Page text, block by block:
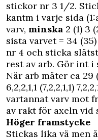
stickor nr 3 1/2.
kantm i varje sida
varv, minska 2 (1) 3
sista varvet = 34
nr 4 och sticka
rest av arb. Gör int i
När arb mäter ca 29
6,2,2,1,1 (7,2,2,1,1)
vartannat varv mot
av rakt för axeln vid
Höger framstycke
Stickas lika vä men